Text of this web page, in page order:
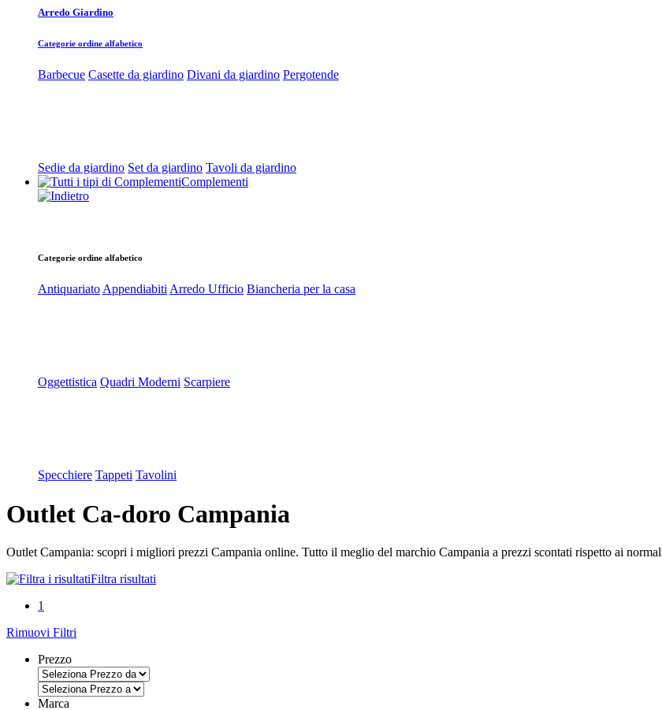
Arredo Giardino
Categorie ordine alfabetico
Barbecue Casette da giardino Divani da giardino Pergotende
Sedie da giardino Set da giardino Tavoli da giardino
Complementi
Categorie ordine alfabetico
Antiquariato Appendiabiti Arredo Ufficio Biancheria per la casa
Oggettistica Quadri Moderni Scarpiere
Specchiere Tappeti Tavolini
Outlet Ca-doro Campania
Outlet Campania: scopri i migliori prezzi Campania online. Tutto il meglio del marchio Campania a prezzi scontati rispetto ai
Filtra risultati
1
Rimuovi Filtri
Prezzo
Marca